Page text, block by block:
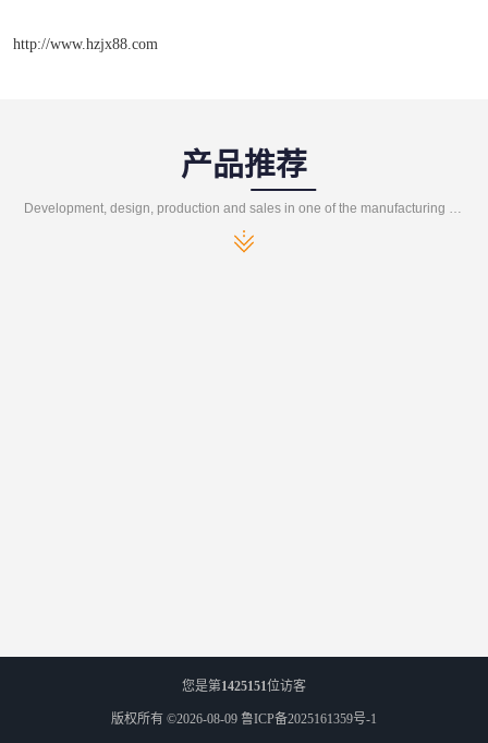
http://www.hzjx88.com
产品推荐
您是第1425151位访客
版权所有 ©2026-08-09 鲁ICP备2025161359号-1